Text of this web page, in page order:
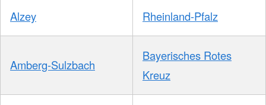
Alzey Rheinland-Pfalz
Amberg-Sulzbach
Bayerisches Rotes
Kreuz